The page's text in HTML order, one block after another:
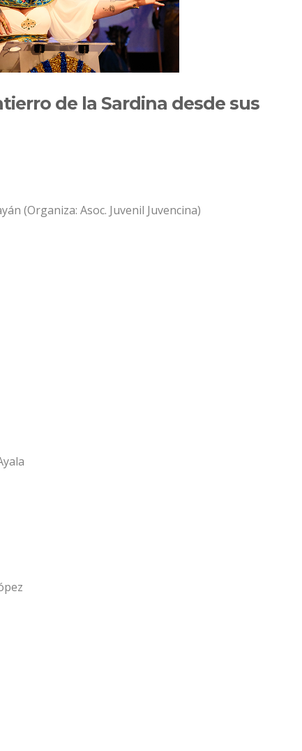
de la Sardina desde sus
(Organiza: Asoc. Juvenil Juvencina)